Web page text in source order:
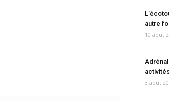
autre
10 août
3 août